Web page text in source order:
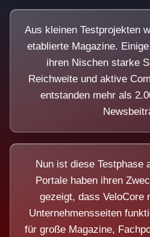
Aus kleinen Testprojekten
etablierte Magazine.
ihren Nischen starke
Reichweite und aktive
entstanden mehr als
Nun ist diese Testphase
Portale haben ihren
gezeigt, dass VeloCore
Unternehmensseiten
für große Magazine,